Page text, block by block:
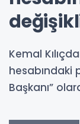
Kemal
hesabındaki
Başkanı”